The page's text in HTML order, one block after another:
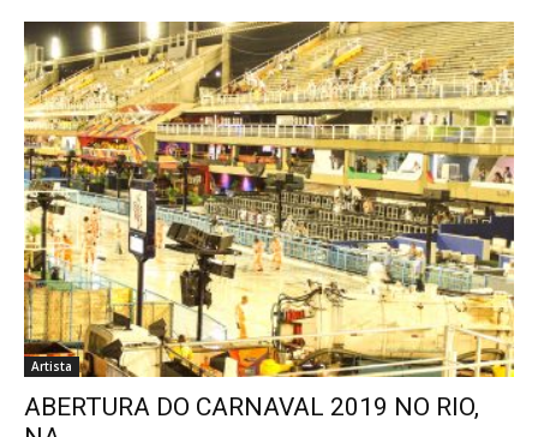
Artista
ABERTURA DO CARNAVAL 2019 NO RIO,